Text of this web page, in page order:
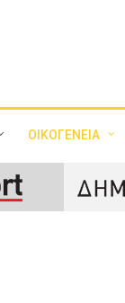
ΟΙΚΟΓΕΝΕΙΑ